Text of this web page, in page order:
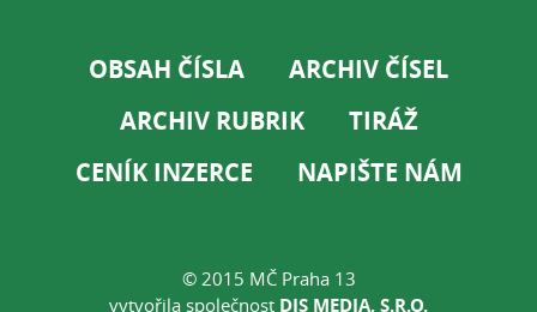
OBSAH ČÍSLA
ARCHIV ČÍSEL
ARCHIV RUBRIK
TIRÁŽ
CENÍK INZERCE
NAPIŠTE NÁM
© 2015 MČ Praha 13
vytvořila společnost DIS MEDIA, S.R.O.